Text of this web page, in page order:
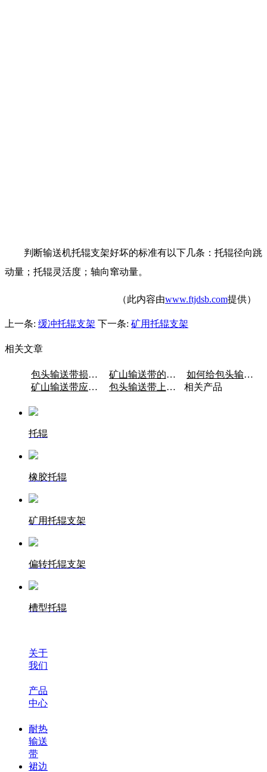
判断输送机托辊支架好坏的标准有以下几条：托辊径向跳
动量；托辊灵活度；轴向窜动量。
（此内容由www.ftjdsb.com提供）
上一条: 缓冲托辊支架 下一条: 矿用托辊支架
相关文章
包头输送带损坏的形式和原因 矿山输送带的概况
如何给包头输送带着色？
矿山输送带应满足的基本条件
包头输送带上方不跑偏，下方跑偏是什么原因？ 相关产品
托辊
橡胶托辊
矿用托辊支架
偏转托辊支架
槽型托辊
关于
我们
产品
中心
耐热
输送
带
裙边